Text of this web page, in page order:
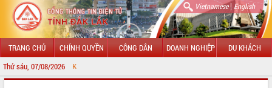
Vietnamese| English
TRANG CHỦ CHÍNH QUYỀN CÔNG DÂN DOANH NGHIỆP DU KHÁCH
Thứ sáu, 07/08/2026